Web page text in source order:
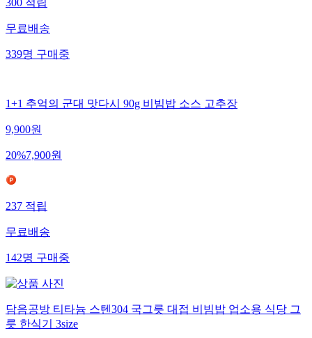
300적립
무료배송
339명구매중
1+1 추억의 군대 맛다시 90g 비빔밥 소스 고추장
9,900원
20%7,900원
237적립
무료배송
142명구매중
담음공방 티타늄 스텐304 국그릇 대접 비빔밥 업소용 식당 그
릇 한식기 3size